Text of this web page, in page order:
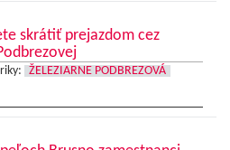
skrátiť prejazdom cez
ŽELEZIARNE PODBREZOVÁ